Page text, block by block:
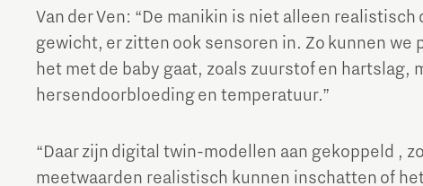
Van der Ven: “De manikin is niet alleen realistisch
gewicht, er zitten ook sensoren in. Zo kunnen we
het met de baby gaat, zoals zuurstof en hartslag,
hersendoorbloeding en temperatuur.”
“Daar zijn digital twin-modellen aan gekoppeld ,
meetwaarden realistisch kunnen inschatten of